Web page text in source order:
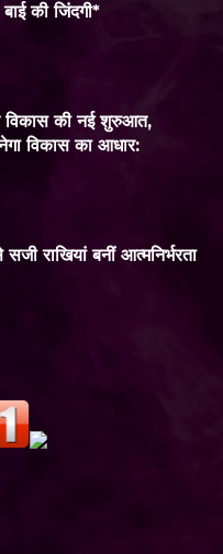
बाई की जिंदगी*
विकास की नई शुरुआत,
विकास का आधार:
राखियां बनीं आत्मनिर्भरता